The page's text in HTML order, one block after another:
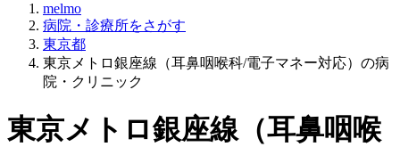
melmo
病院・診療所をさがす
東京都
東京メトロ銀座線（耳鼻咽喉科/電子マネー対応）の病
院・クリニック
東京メトロ銀座線（耳鼻咽喉